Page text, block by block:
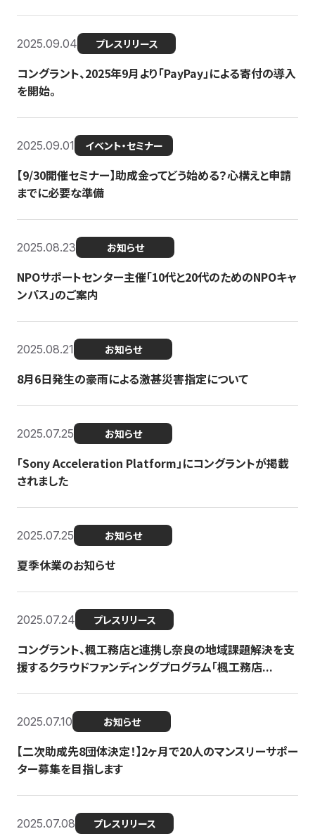
2025.09.04 プレスリリース
コングラント、2025年9月より「PayPay」による寄付の導入
を開始。
2025.09.01 イベント・セミナー
【9/30開催セミナー】助成金ってどう始める？心構えと申請
までに必要な準備
2025.08.23 お知らせ
NPOサポートセンター主催「10代と20代のためのNPOキャ
ンパス」のご案内
2025.08.21 お知らせ
8月6日発生の豪雨による激甚災害指定について
2025.07.25 お知らせ
「Sony Acceleration Platform」にコングラントが掲載
されました
2025.07.25 お知らせ
夏季休業のお知らせ
2025.07.24 プレスリリース
コングラント、楓工務店と連携し奈良の地域課題解決を支
援するクラウドファンディングプログラム「楓工務店...
2025.07.10 お知らせ
【二次助成先8団体決定！】2ヶ月で20人のマンスリーサポー
ター募集を目指します
2025.07.08 プレスリリース